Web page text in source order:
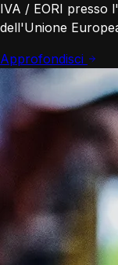
IVA / EORI presso
dell'Unione
Approfondisci